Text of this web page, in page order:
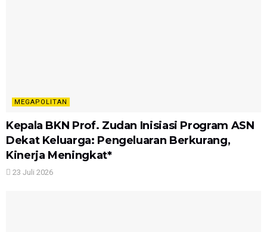
MEGAPOLITAN
Kepala BKN Prof. Zudan Inisiasi Program ASN
Dekat Keluarga: Pengeluaran Berkurang,
Kinerja Meningkat*
23 Juli 2026